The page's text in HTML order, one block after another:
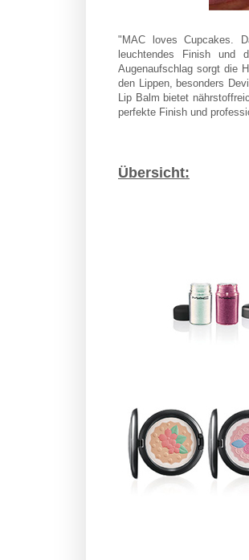
"MAC loves Cupcakes.
leuchtendes Finish und
Augenaufschlag sorgt die
den Lippen, besonders
Lip Balm bietet
perfekte Finish und
Übersicht: